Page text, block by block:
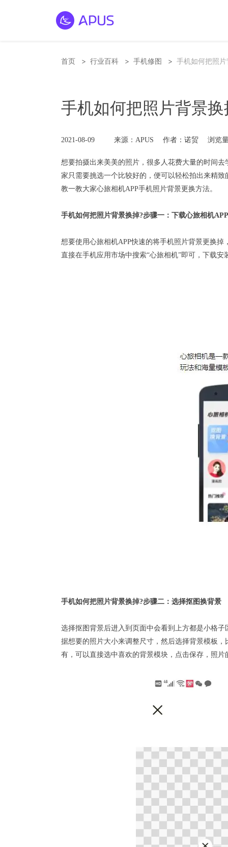
首页 > 行业百科 > 手机修图 > 手机如何把照
手机如何把照片背景
2021-08-09 来源：APUS 作者：诺贸 浏览
想要拍摄出来美美的照片，很多人花费大量的时间去
家只需要挑选一个比较好的，便可以轻松拍出来精
教一教大家心旅相机APP手机照片背景更换方法。
手机如何把照片背景换掉?步骤一：下载心旅相机APP
想要使用心旅相机APP快速的将手机照片背景更换掉
直接在手机应用市场中搜索“心旅相机”即可，下载安
手机如何把照片背景换掉?步骤二：选择抠图换背景
选择抠图背景后进入到页面中会看到上方都是小格
据想要的照片大小来调整尺寸，然后选择背景模板
有，可以直接选中喜欢的背景模块，点击保存，照片